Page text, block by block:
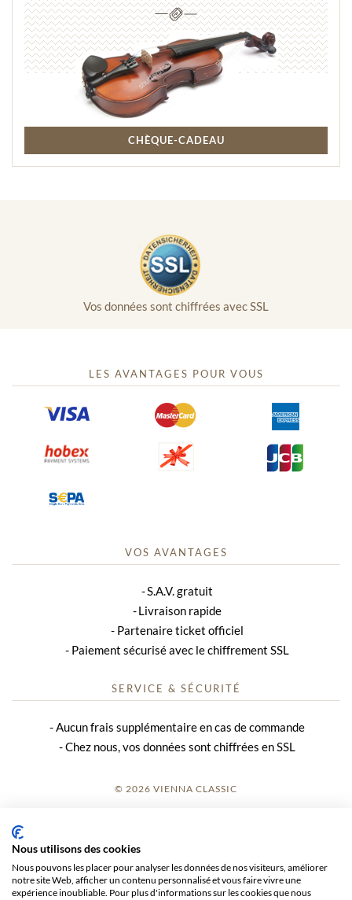
CHÈQUE-CADEAU
Vos données sont chiffrées avec SSL
LES AVANTAGES POUR VOUS
VOS AVANTAGES
S.A.V. gratuit
Livraison rapide
Partenaire ticket officiel
Paiement sécurisé avec le chiffrement SSL
SERVICE & SÉCURITÉ
Aucun frais supplémentaire en cas de commande
Chez nous, vos données sont chiffrées en SSL
© 2026 VIENNA CLASSIC
CGV
Nous utilisons des cookies
Nous pouvons les placer pour analyser les données de nos visiteurs, améliorer
notre site Web, afficher un contenu personnalisé et vous faire vivre une
expérience inoubliable. Pour plus d'informations sur les cookies que nous